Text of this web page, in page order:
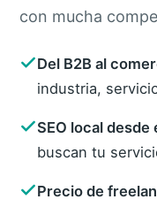
con mucha
Del B2B al
industria,
SEO local desde
buscan tu
Precio de